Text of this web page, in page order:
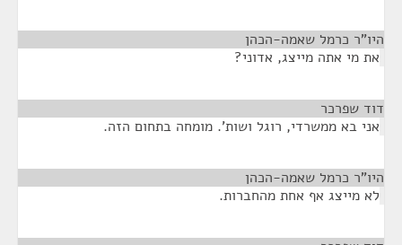
היו"ר כרמל שאמה-הכהן
את מי אתה מייצג, אדוני?
דוד שפרכר
אני בא ממשרדי, רוגל ושות'. מומחה בתחום הזה.
היו"ר כרמל שאמה-הכהן
לא מייצג אף אחת מהחברות.